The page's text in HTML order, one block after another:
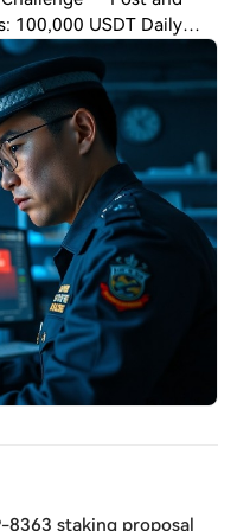
untuk
dan
untuk
100,000 USDT Daily
spike in
cases
8363 staking proposal